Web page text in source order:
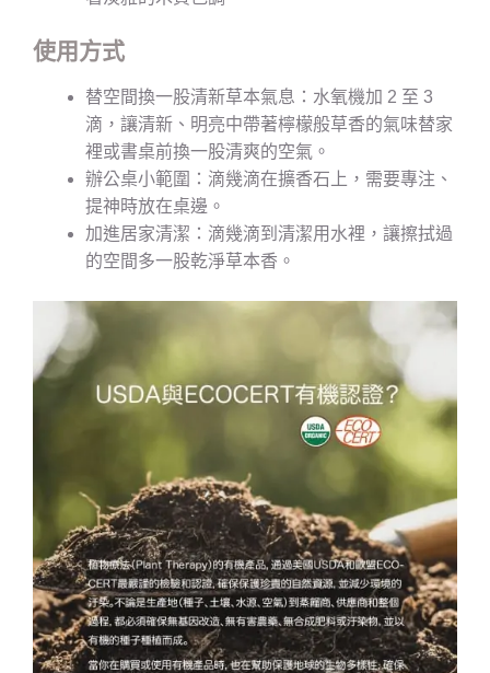
使用方式
替空間換一股清新草本氣息：水氧機加 2 至 3
滴，讓清新、明亮中帶著檸檬般草香的氣味替家
裡或書桌前換一股清爽的空氣。
辦公桌小範圍：滴幾滴在擴香石上，需要專注、
提神時放在桌邊。
加進居家清潔：滴幾滴到清潔用水裡，讓擦拭過
的空間多一股乾淨草本香。